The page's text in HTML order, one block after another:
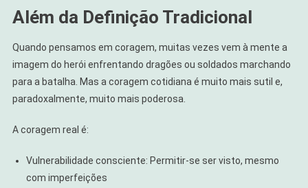
Além da Definição Tradicional
Quando pensamos em coragem, muitas vezes vem à mente a
imagem do herói enfrentando dragões ou soldados marchando
para a batalha. Mas a coragem cotidiana é muito mais sutil e,
paradoxalmente, muito mais poderosa.
A coragem real é:
Vulnerabilidade consciente: Permitir-se ser visto, mesmo
com imperfeições